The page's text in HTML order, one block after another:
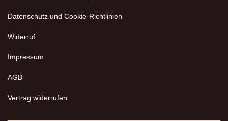
Datenschutz und Cookie-Richtlinien
Widerruf
Impressum
AGB
Vertrag widerrufen